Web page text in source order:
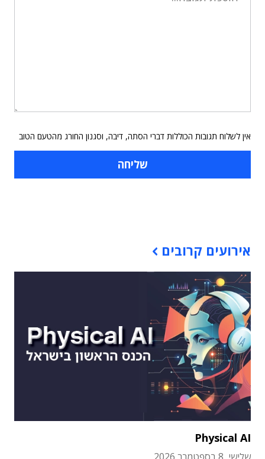
אין לשלוח תגובות הכוללות דברי הסתה, דיבה, וסגנון החורג מהטעם הטוב
אירועים קרובים
Physical AI